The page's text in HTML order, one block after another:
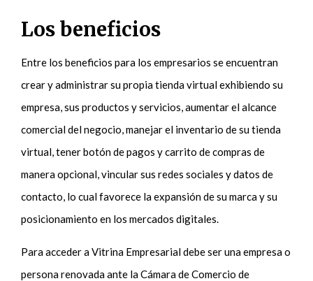
Los beneficios
Entre los beneficios para los empresarios se encuentran
crear y administrar su propia tienda virtual exhibiendo su
empresa, sus productos y servicios, aumentar el alcance
comercial del negocio, manejar el inventario de su tienda
virtual, tener botón de pagos y carrito de compras de
manera opcional, vincular sus redes sociales y datos de
contacto, lo cual favorece la expansión de su marca y su
posicionamiento en los mercados digitales.
Para acceder a Vitrina Empresarial debe ser una empresa o
persona renovada ante la Cámara de Comercio de